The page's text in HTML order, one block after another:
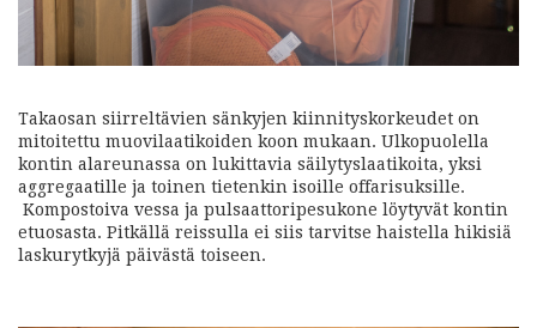
Takaosan siirreltävien sänkyjen kiinnityskorkeudet on
mitoitettu muovilaatikoiden koon mukaan. Ulkopuolella
kontin alareunassa on lukittavia säilytyslaatikoita, yksi
aggregaatille ja toinen tietenkin isoille offarisuksille.
Kompostoiva vessa ja pulsaattoripesukone löytyvät kontin
etuosasta. Pitkällä reissulla ei siis tarvitse haistella hikisiä
laskurytkyjä päivästä toiseen.